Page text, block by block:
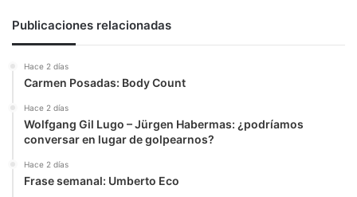
hostigamiento
detenciones»
Publicaciones relacionadas
Hace 2 días
Carmen Posadas: Body Count
Hace 2 días
Wolfgang Gil Lugo – Jürgen Habermas: ¿podríamos
conversar en lugar de golpearnos?
Hace 2 días
Frase semanal: Umberto Eco